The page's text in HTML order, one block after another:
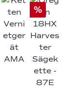
%